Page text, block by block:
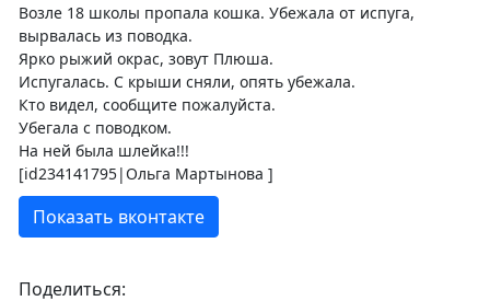
Возле 18 школы пропала кошка. Убежала от испуга,
вырвалась из поводка.
Ярко рыжий окрас, зовут Плюша.
Испугалась. С крыши сняли, опять убежала.
Кто видел, сообщите пожалуйста.
Убегала с поводком.
На ней была шлейка!!!
[id234141795|Ольга Мартынова ]
Показать вконтакте
Поделиться: